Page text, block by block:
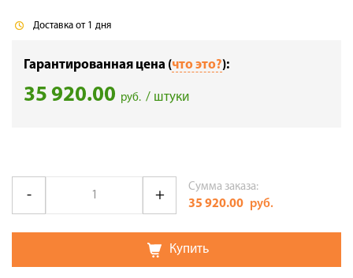
Доставка от 1 дня
Гарантированная цена (что это?):
35 920.00 руб. / штуки
Сумма заказа:
35 920.00 руб.
Купить